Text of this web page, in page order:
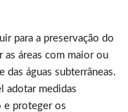
para a preservação do
áreas com maior ou
águas subterrâneas.
adotar medidas
e proteger os